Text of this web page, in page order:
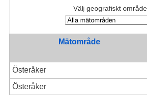
Välj geografiskt område
Mätområde
Österåker
Österåker